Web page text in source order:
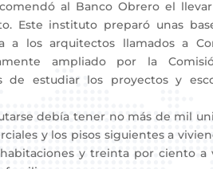
al Banco Obrero el
Este instituto preparó unas
a los arquitectos llamados a
ampliado por la
de estudiar los proyectos y
debía tener no más de mil
y los pisos siguientes a
y treinta por ciento a